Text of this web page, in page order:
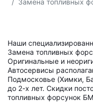
Замена топливных
Наши
Замена топливных
Оригинальные и
Автосервисы
Подмосковье (Химки,
до 2-х лет. Скидки
топливных форсунок